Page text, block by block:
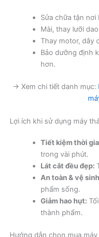
Sửa chữa tận
Mài, thay lưỡi
Thay motor, dây
Bảo dưỡng định
hơn.
→ Xem chi tiết danh mục:
Lợi ích khi sử dụng máy
Tiết kiệm thời
trong vài phút.
Lát cắt đều đẹp:
An toàn & vệ
phẩm sống.
Giảm hao hụt:Tối
thành phẩm.
Hướng dẫn chọn mua